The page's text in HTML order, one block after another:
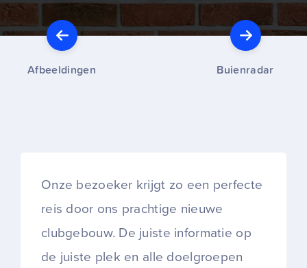
Afbeeldingen Buienradar
Onze bezoeker krijgt zo een perfecte
reis door ons prachtige nieuwe
clubgebouw. De juiste informatie op
de juiste plek en alle doelgroepen